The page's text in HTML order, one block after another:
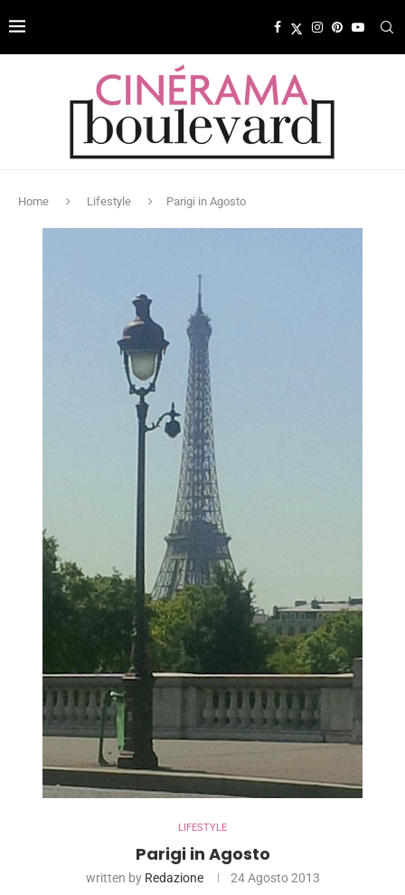
Home Lifestyle Parigi in Agosto
LIFESTYLE
Parigi in Agosto
written by Redazione 24 Agosto 2013